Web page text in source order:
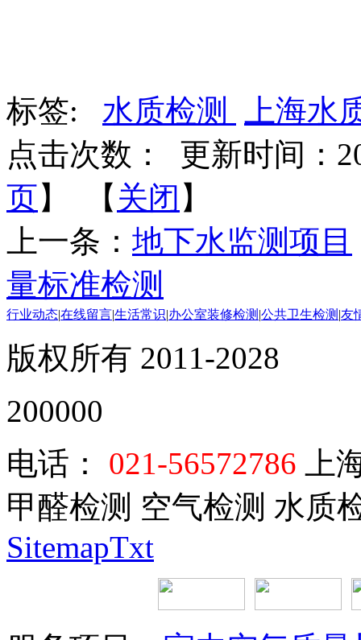
标签: 水质检测
上海水
点击次数：
更新时间：
页】 【 关闭 】
上一条： 地下水监测项目
量标准检测
行业动态在线留言生活常识 办公室装修检测 公共卫生检测 友
版权所有 2011-2028
200000
电话：
021-56572786 上
甲醛检测 空气检测 水质
SitemapTxt